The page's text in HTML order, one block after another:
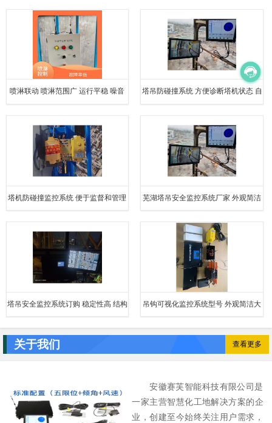
喷淋联动 喷淋范围广 运行平稳 噪音 塔吊防碰撞系统 方便诊断塔机状态 自
塔机防碰撞监控系统 便于监督和管理 芜湖塔吊安全监控系统厂家 外观简洁
塔吊安全监控系统订购 稳定性高 结构
清晰稳定
吊钩可视化监控系统型号 外观简洁大
方 信号稳定 抗干扰性强
关于我们 查看更多
安徽赛芙智能科技有限公司是
一家主营智慧化工地解决方案的企
业，创建至今始终关注用户需求，